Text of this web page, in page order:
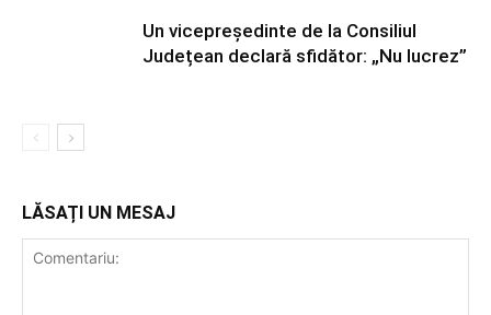
Un vicepreședinte de la Consiliul
Județean declară sfidător: „Nu lucrez”
LĂSAȚI UN MESAJ